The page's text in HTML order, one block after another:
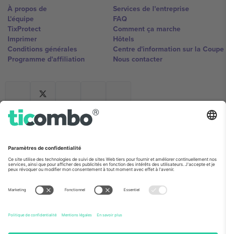
À propos de
L'équipe
TixProtect
Imprimer
Conditions générales
Programme d'affiliation
Services de l'entreprise
FAQ
Comment ça marche
Hôtels
Centre d'information sur la Coupe
Nous contacter
Ticombo France
Mimi Balkanska 132, 1540, Sofia,
Bulgaria
L'entité juridique du fournisseur de la plateforme peut changer en
détails, consultez la page spécifique de l'événement, les mentions